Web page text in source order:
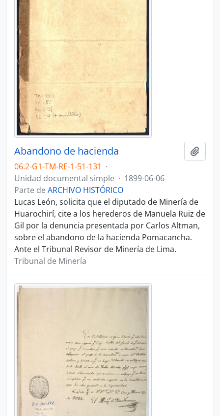
Abandono de hacienda
06.2-G1-TM-RE-1-51-131 ·
Unidad documental simple · 1899-06-06
Parte de ARCHIVO HISTÓRICO
Lucas León, solicita que el diputado de Minería de
Huarochirí, cite a los herederos de Manuela Ruiz de
Gil por la denuncia presentada por Carlos Altman,
sobre el abandono de la hacienda Pomacancha.
Ante el Tribunal Revisor de Minería de Lima.
Tribunal de Minería